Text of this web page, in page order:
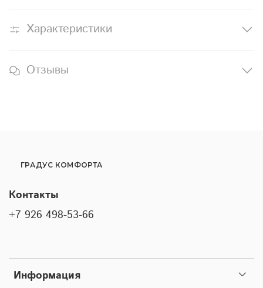
Характеристики
Отзывы
ГРАДУС КОМФОРТА
Информация
Контакты
+7 926 498-53-66